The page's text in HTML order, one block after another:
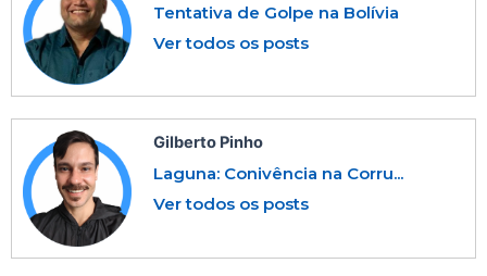
Tentativa de Golpe na Bolívia
Ver todos os posts
Gilberto Pinho
Laguna: Conivência na Corru...
Ver todos os posts